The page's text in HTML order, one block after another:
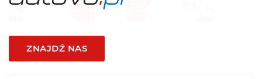
ZNAJDŹ NAS